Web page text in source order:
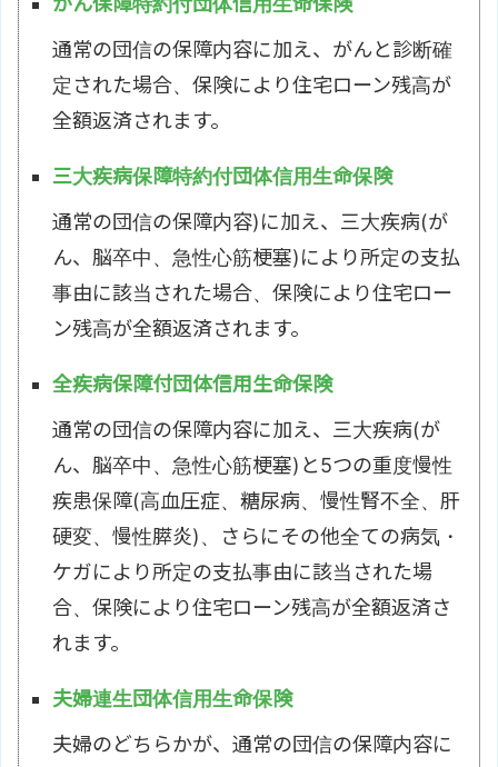
通常の団信の保障内容に加え、がんと診断確
定された場合、保険により住宅ローン残高が
全額返済されます。
三大疾病保障特約付団体信用生命保険
通常の団信の保障内容)に加え、三大疾病(が
ん、脳卒中、急性心筋梗塞)により所定の支払
事由に該当された場合、保険により住宅ロー
ン残高が全額返済されます。
全疾病保障付団体信用生命保険
通常の団信の保障内容に加え、三大疾病(が
ん、脳卒中、急性心筋梗塞)と5つの重度慢性
疾患保障(高血圧症、糖尿病、慢性腎不全、肝
硬変、慢性膵炎)、さらにその他全ての病気・
ケガにより所定の支払事由に該当された場
合、保険により住宅ローン残高が全額返済さ
れます。
夫婦連生団体信用生命保険
夫婦のどちらかが、通常の団信の保障内容に